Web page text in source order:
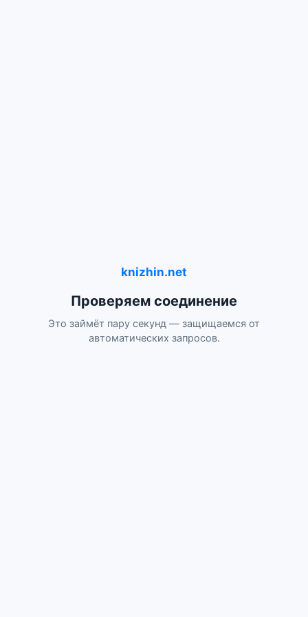
knizhin.net
Проверяем соединение
Это займёт пару секунд — защищаемся от
автоматических запросов.